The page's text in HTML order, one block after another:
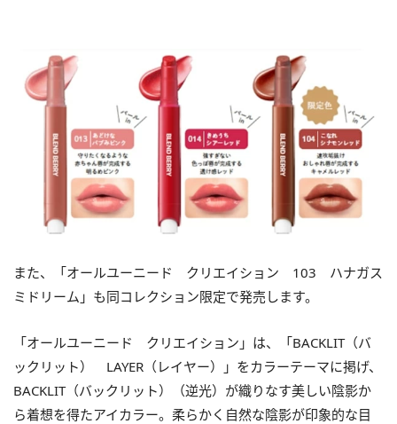
また、「オールユーニード クリエイション 103 ハナガス
ミドリーム」も同コレクション限定で発売します。
「オールユーニード クリエイション」は、「BACKLIT（バ
ックリット） LAYER（レイヤー）」をカラーテーマに掲げ、
BACKLIT（バックリット）（逆光）が織りなす美しい陰影か
ら着想を得たアイカラー。柔らかく自然な陰影が印象的な目